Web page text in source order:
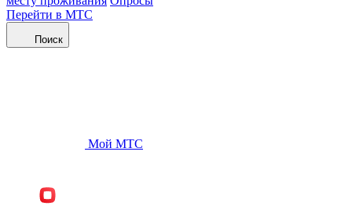
Перейти в МТС
Поиск
Мой МТС